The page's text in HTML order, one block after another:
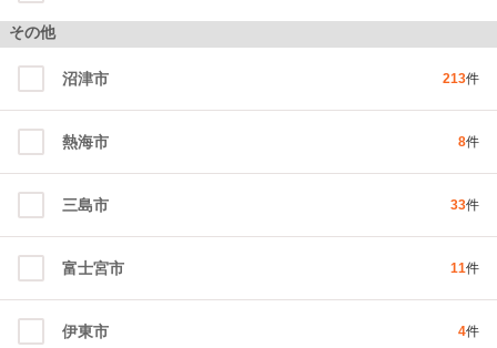
その他
沼津市 213件
熱海市 8件
三島市 33件
富士宮市 11件
伊東市 4件